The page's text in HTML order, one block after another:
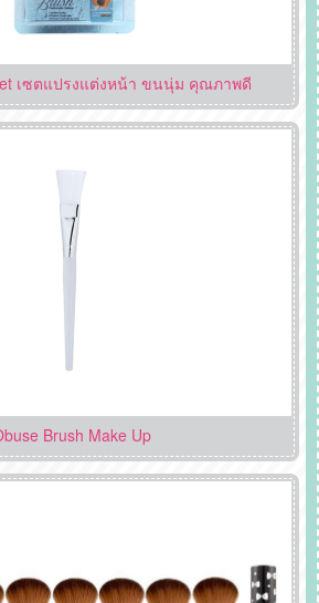
เซตแปรงแต่งหน้า ขนนุ่ม คุณภาพดี
Brush Make Up